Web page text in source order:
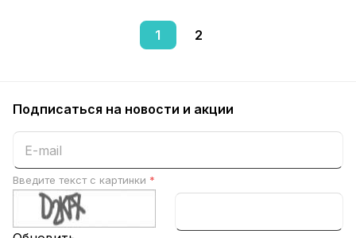
1 2
Подписаться на новости и акции
Введите текст с картинки *